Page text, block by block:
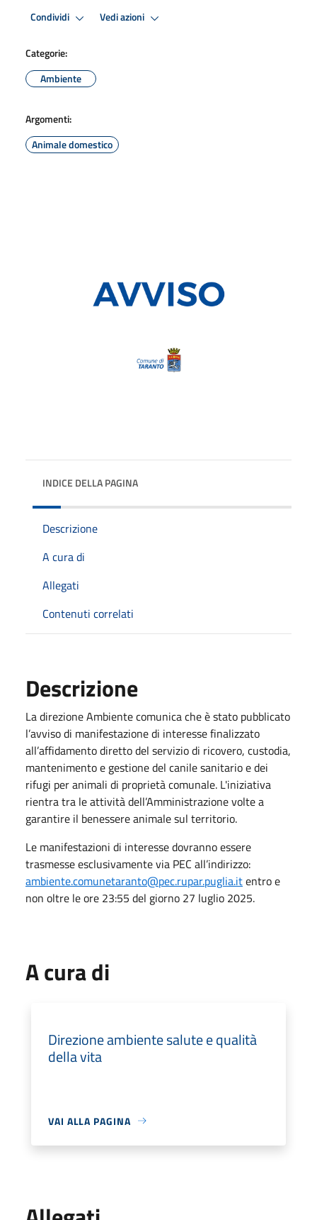
Condividi Vedi azioni
Categorie:
Ambiente
Argomenti:
Animale domestico
INDICE DELLA PAGINA
Descrizione
A cura di
Allegati
Contenuti correlati
Descrizione
La direzione Ambiente comunica che è stato pubblicato
l’avviso di manifestazione di interesse finalizzato
all’affidamento diretto del servizio di ricovero, custodia,
mantenimento e gestione del canile sanitario e dei
rifugi per animali di proprietà comunale. L'iniziativa
rientra tra le attività dell’Amministrazione volte a
garantire il benessere animale sul territorio.
Le manifestazioni di interesse dovranno essere
trasmesse esclusivamente via PEC all’indirizzo:
ambiente.comunetaranto@pec.rupar.puglia.itentro e
non oltre le ore 23:55 del giorno 27 luglio 2025.
A cura di
Direzione ambiente salute e qualità
della vita
VAI ALLA PAGINA